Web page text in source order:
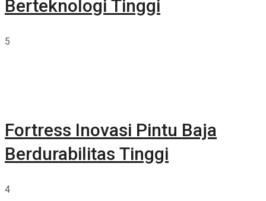
Berteknologi Tinggi
5
Fortress Inovasi Pintu Baja
Berdurabilitas Tinggi
4